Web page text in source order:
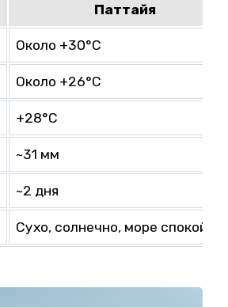
Паттайя
Около +30°C
Около +26°C
+28°C
~31 мм
~2 дня
Сухо, солнечно, море спокойное.